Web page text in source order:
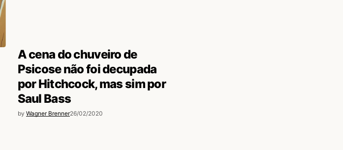
A cena do chuveiro de
Psicose não foi decupada
por Hitchcock, mas sim por
Saul Bass
by Wagner Brenner26/02/2020